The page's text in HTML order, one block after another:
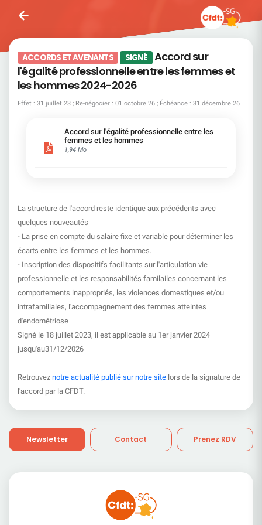
ACCORDS ET AVENANTS SIGNÉ Accord sur
l'égalité professionnelle entre les femmes et
les hommes 2024-2026
Effet : 31 juillet 23 ; Re-négocier : 01 octobre 26 ; Échéance : 31 décembre 26
Accord sur l'égalité professionnelle entre les
femmes et les hommes
1,94 Mo
La structure de l'accord reste identique aux précédents avec
quelques nouveautés
- La prise en compte du salaire fixe et variable pour déterminer les
écarts entre les femmes et les hommes.
- Inscription des dispositifs facilitants sur l'articulation vie
professionnelle et les responsabilités familailes concernant les
comportements inappropriés, les violences domestiques et/ou
intrafamiliales, l'accompagnement des femmes atteintes
d'endométriose
Signé le 18 juillet 2023, il est applicable au 1er janvier 2024
jusqu'au31/12/2026
Retrouvez notre actualité publié sur notre site lors de la signature de
l'accord par la CFDT.
Newsletter Contact Prenez RDV